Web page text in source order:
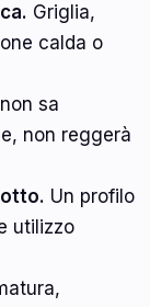
Griglia,
calda o
sa
non reggerà
Un profilo
utilizzo